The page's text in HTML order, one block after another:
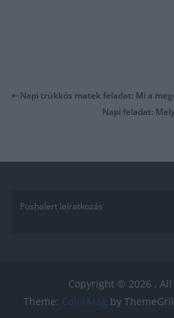
Napi trükkös matek feladat: Mi a
Napi feladat:
Pushalert leíratkozás
Copyright © 2026 .
Theme: ColorMag by